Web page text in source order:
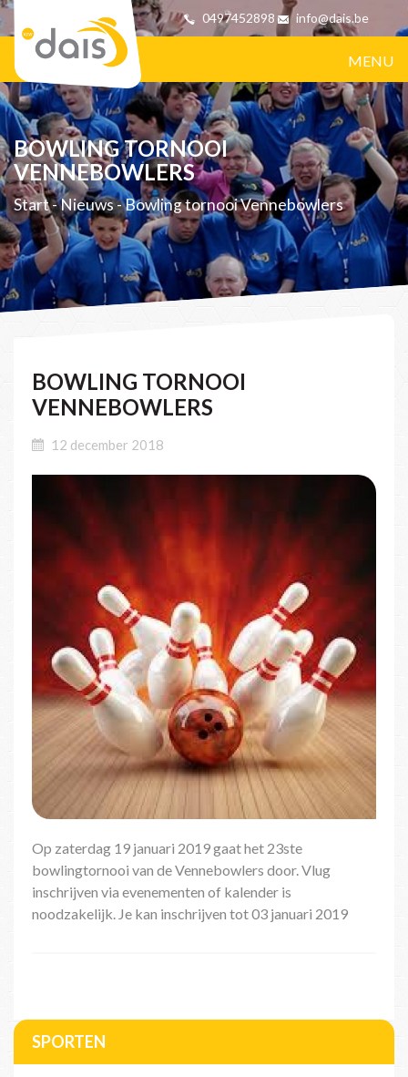
0497452898 info@dais.be
MENU
BOWLING TORNOOI
VENNEBOWLERS
Start-Nieuws-Bowling tornooi Vennebowlers
BOWLING TORNOOI
VENNEBOWLERS
12 december 2018
Op zaterdag 19 januari 2019 gaat het 23ste
bowlingtornooi van de Vennebowlers door. Vlug
inschrijven via evenementen of kalender is
noodzakelijk. Je kan inschrijven tot 03 januari 2019
SPORTEN